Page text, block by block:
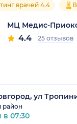
врачей 4.4
МЦ Медис-
4.4 25 отзывов
ул
район
в 07:30